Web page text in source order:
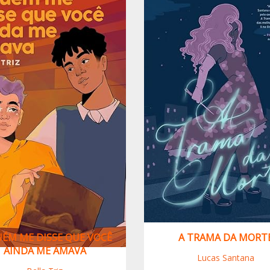
ME DISSE QUE VOCÊ
AINDA ME AMAVA
A TRAMA DA
Lucas Santana